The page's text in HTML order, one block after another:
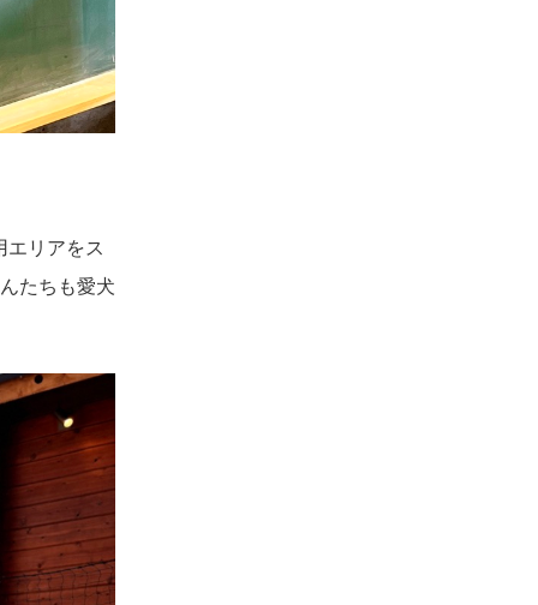
エリアをス
たちも愛犬